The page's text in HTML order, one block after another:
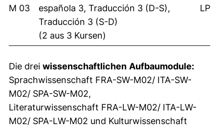
M 03
española 3, Traducción 3 (D-S),
Traducción 3 (S-D)
(2 aus 3 Kursen)
LP
Die drei wissenschaftlichen Aufbaumodule:
Sprachwissenschaft FRA-SW-M02/ ITA-SW-
M02/ SPA-SW-M02,
Literaturwissenschaft FRA-LW-M02/ ITA-LW-
M02/ SPA-LW-M02 und Kulturwissenschaft